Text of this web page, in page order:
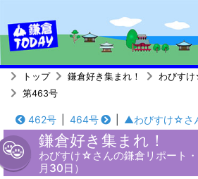
トップ 鎌倉好き集まれ！
わびす
第463号
462号 464号 ▲わびすけ☆さ
鎌倉好き集まれ！
わびすけ☆さんの鎌倉リポート
月30日）